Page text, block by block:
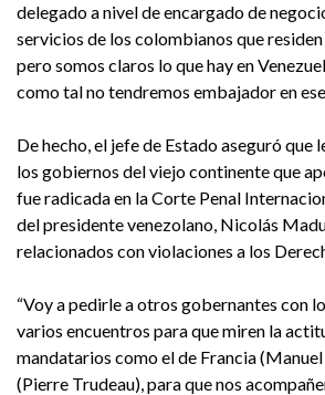
delegado a nivel de encargado de
servicios de los colombianos que residen
pero somos claros lo que hay en
como tal no tendremos embajador en ese
De hecho, el jefe de Estado aseguró que
los gobiernos del viejo continente que
fue radicada en la Corte Penal
del presidente venezolano, Nicolás
relacionados con violaciones a los
“Voy a pedirle a otros gobernantes con
varios encuentros para que miren la
mandatarios como el de Francia
(Pierre Trudeau), para que nos